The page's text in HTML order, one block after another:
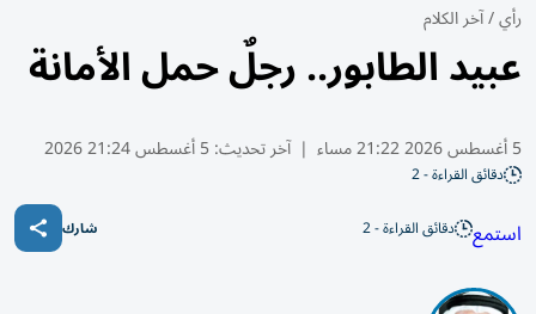
رأي/آخر الكلام
عبيد الطابور.. رجلٌ حمل الأمانة
5 أغسطس 2026 21:22 مساء | آخر تحديث:5 أغسطس 21:24 2026
دقائق القراءة - 2
استمع دقائق القراءة - 2 شارك